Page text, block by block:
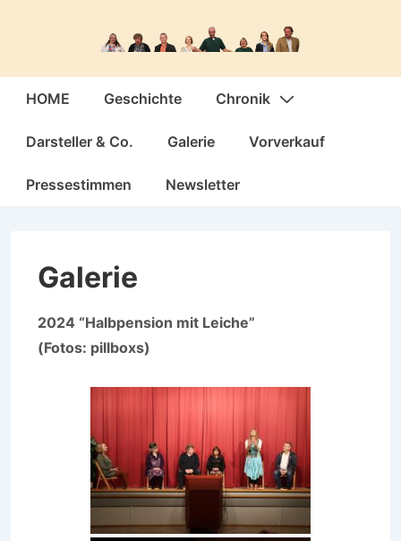
Hauptnavigation
HOME Geschichte Chronik
Darsteller & Co. Galerie Vorverkauf
Pressestimmen Newsletter
Galerie
2024 “Halbpension mit Leiche”
(Fotos: pillboxs)